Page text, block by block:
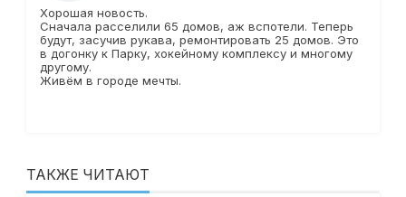
Хорошая новость.
Сначала расселили 65 домов, аж вспотели. Теперь
будут, засучив рукава, ремонтировать 25 домов. Это
в догонку к Парку, хокейному комплексу и многому
другому.
Живём в городе мечты.
ТАКЖЕ ЧИТАЮТ